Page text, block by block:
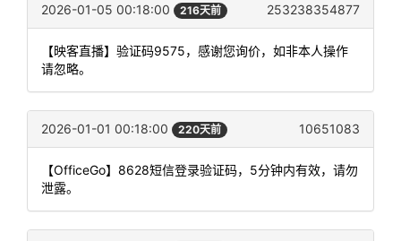
2026-01-05 00:18:00 216天前 253238354877
【映客直播】验证码9575，感谢您询价，如非本人操作
请忽略。
2026-01-01 00:18:00 220天前 10651083
【OfficeGo】8628短信登录验证码，5分钟内有效，请勿
泄露。